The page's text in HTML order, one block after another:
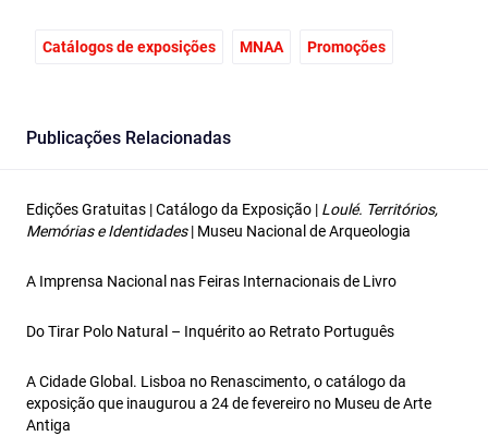
Catálogos de exposições MNAA Promoções
Publicações Relacionadas
Edições Gratuitas | Catálogo da Exposição | Loulé. Territórios,
Memórias e Identidades| Museu Nacional de Arqueologia
A Imprensa Nacional nas Feiras Internacionais de Livro
Do Tirar Polo Natural – Inquérito ao Retrato Português
A Cidade Global. Lisboa no Renascimento, o catálogo da
exposição que inaugurou a 24 de fevereiro no Museu de Arte
Antiga